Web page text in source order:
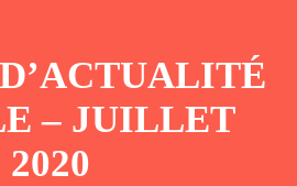
– JUILLET
2020